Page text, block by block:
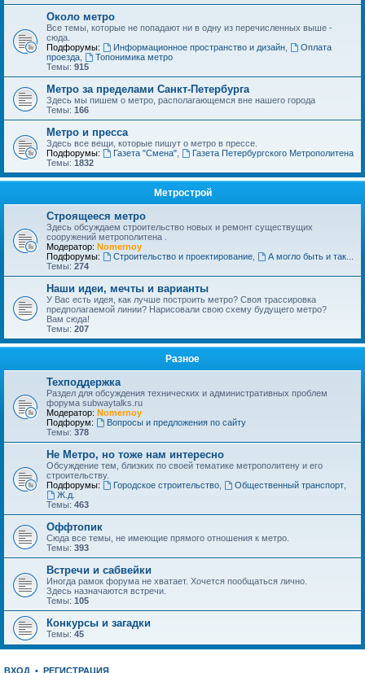
Около метро
Все темы, которые не попадают ни в одну из перечисленных выше -
сюда.
Подфорумы:
Информационное пространство и дизайн,
Оплата
проезда
Топонимика метро
Темы: 915
Метро за пределами Санкт-Петербурга
Здесь мы пишем о метро, располагающемся вне нашего города
Темы: 166
Метро и пресса
Здесь все вещи, которые пишут о метро в прессе.
Подфорумы:
Газета "Смена",
Газета Петербургского Метрополитена
Темы: 1832
Метрострой
Строящееся метро
Здесь обсуждаем строительство новых и ремонт существущих
сооружений метрополитена .
Модератор: Nomernoy
Подфорумы:
Строительство и проектирование,
А могло быть и так...
Темы: 274
Наши идеи, мечты и варианты
У Вас есть идея, как лучше построить метро? Своя трассировка
предполагаемой линии? Нарисовали свою схему будущего метро?
Вам сюда!
Темы: 207
Разное
Техподдержка
Раздел для обсуждения технических и административных проблем
форума subwaytalks.ru
Модератор: Nomernoy
Подфорум:
Вопросы и предложения по сайту
Темы: 378
Не Метро, но тоже нам интересно
Обсуждение тем, близких по своей тематике метрополитену и его
строительству.
Подфорумы:
Городское строительство, Общественный транспорт,
Ж.д.
Темы: 463
Оффтопик
Сюда все темы, не имеющие прямого отношения к метро.
Темы: 393
Встречи и сабвейки
Иногда рамок форума не хватает. Хочется пообщаться лично.
Здесь назначаются встречи.
Темы: 105
Конкурсы и загадки
Темы: 45
ВХОД • РЕГИСТРАЦИЯ